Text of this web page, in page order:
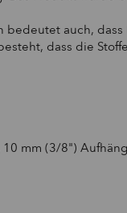
auch,
dass die
mm (3/8")